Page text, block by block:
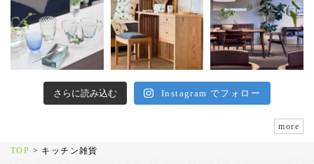
さらに読み込む Instagram でフォロー
more
TOP > キッチン雑貨